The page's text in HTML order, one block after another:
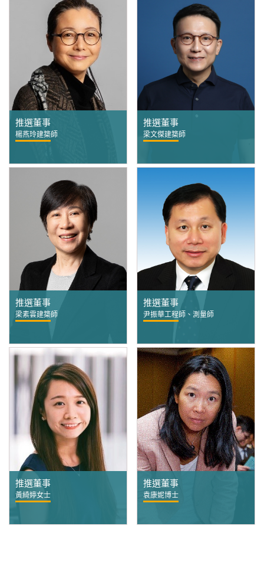
推選董事
楊燕玲建築師
推選董事
梁文傑建築師
推選董事
梁素雲建築師
推選董事
尹振華工程師、測量師
推選董事
黃綺婷女士
推選董事
袁康妮博士